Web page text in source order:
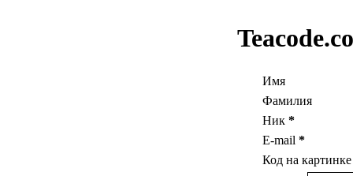
Имя
Фамилия
Ник *
E-mail *
Код на